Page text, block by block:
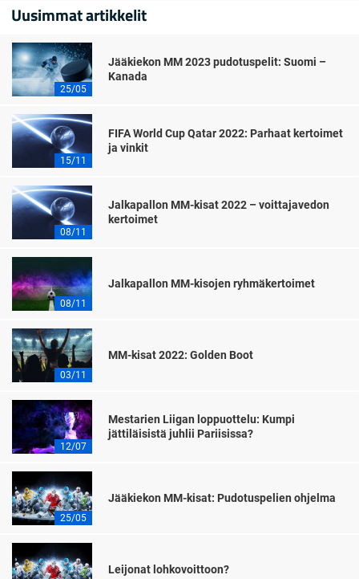
Uusimmat artikkelit
25/05
Jääkiekon MM 2023 pudotuspelit: Suomi –
Kanada
15/11
FIFA World Cup Qatar 2022: Parhaat kertoimet
ja vinkit
08/11
Jalkapallon MM-kisat 2022 – voittajavedon
kertoimet
08/11
Jalkapallon MM-kisojen ryhmäkertoimet
03/11
MM-kisat 2022: Golden Boot
12/07
Mestarien Liigan loppuottelu: Kumpi
jättiläisistä juhlii Pariisissa?
25/05
Jääkiekon MM-kisat: Pudotuspelien ohjelma
Leijonat lohkovoittoon?